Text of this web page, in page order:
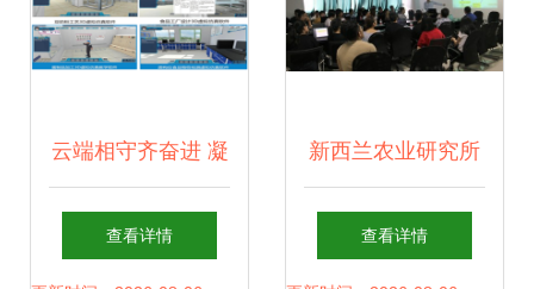
云端相守齐奋进 凝
心聚力“课”时艰
查看详情
新西兰农业研究所
专家来校开展学术
查看详情